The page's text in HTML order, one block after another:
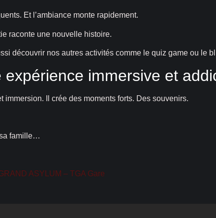
Et l’ambiance monte rapidement.
raconte une nouvelle histoire.
découvrir nos autres activités comme le quiz game ou le
immersive et
Il crée des moments forts. Des souvenirs.
famille…
ASYLUM – TGA Gare